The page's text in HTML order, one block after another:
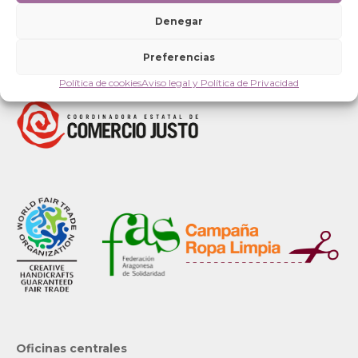
Denegar
Preferencias
Política de cookiesAviso legal y Política de Privacidad
Oficinas centrales